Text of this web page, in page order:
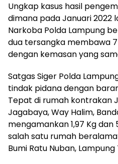
Ungkap kasus hasil
dimana pada Januari 2022
Narkoba Polda Lampung
dua tersangka membawa
dengan kemasan yang
Satgas Siger Polda
tindak pidana dengan
Tepat di rumah kontrakan
Jagabaya, Way Halim,
mengamankan 1,97 Kg
salah satu rumah
Bumi Ratu Nuban, Lampung